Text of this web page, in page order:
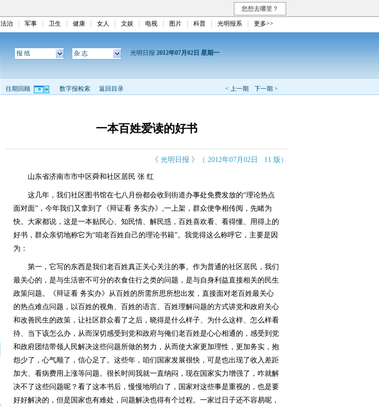
您想去哪里？
法治 军事 卫生 健康 女人 文娱 电视 图片 科普 光明报系 更多>>
报 纸 杂 志 光明日报 2012年07月02日 星期一
< 上一期 下一期 >
往期回顾 数字报检索 返回目录
一本百姓爱读的好书
《 光明日报 》（ 2012年07月02日 11 版）
山东省济南市市中区舜和社区居民 张 红
这几年，我们社区图书馆在七八月份都会收到街道办事处免费发放的“理论热点
面对面”，今年我们又拿到了《辩证看 务实办》,一上架，群众便争相传阅，先睹为
快。大家都说，这是一本贴民心、知民情、解民惑，百姓喜欢看、看得懂、用得上的
好书，群众亲切地称它为“咱老百姓自己的理论书籍”。我觉得这么称呼它，主要是因
为：
第一，它写的东西是我们老百姓真正关心关注的事。作为普通的社区居民，我们
最关心的，是与生活密不可分的衣食住行之类的问题，是与自身利益直接相关的民生
政策问题。《辩证看 务实办》从百姓的所需所思所想出发，直接面对老百姓最关心
的热点难点问题，以百姓的视角、百姓的语言、百姓理解问题的方式讲党和政府关心
和改善民生的政策，让社区群众看了之后，晓得是什么样子、为什么这样、怎么样看
待、当下该怎么办，从而深切感受到党和政府与俺们老百姓是心心相通的，感受到党
和政府团结带领人民解决这些问题所做的努力，从而使大家更加理性，更加务实，抱
怨少了，心气顺了，信心足了。这些年，咱们国家发展很快，可是也出现了收入差距
加大、看病费用上涨等问题。很长时间我就一直纳闷，现在国家实力增强了，咋就解
决不了这些问题呢？看了这本书后，慢慢地明白了，国家对这些事是重视的，也是要
好好解决的，但是国家也有难处，问题解决也得有个过程。一家过日子还不容易呢，